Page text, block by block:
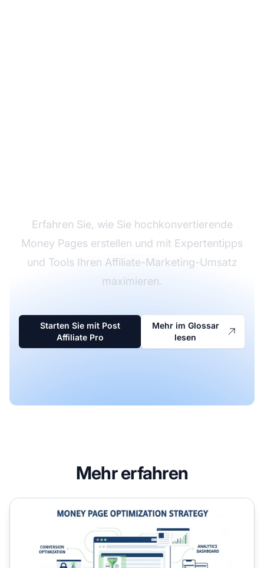
Erfahren Sie, wie Sie hochkonvertierende
Money Pages erstellen und mit Expertentipps
und Tools Ihren Affiliate-Marketing-Umsatz
maximieren.
Starten Sie mit Post
Affiliate Pro
Mehr im Glossar
lesen
Mehr erfahren
Wie Sie Money Pages für maximale Conversions